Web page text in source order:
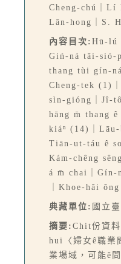
Cheng-chú｜
Lân-hong｜S.
內容目次: Hū-lú
Giń-ná tāi-sió-
thang tùi gín-
Cheng-tek (1)
sìn-gióng｜Jî-
hāng m̄ thang ê
kiáⁿ (14)｜Lāu-
Tiān-ut-táu ê
Kám-chêng
á m̄ chai｜Gín-
｜Khoe-hâi ông
典藏單位: 國立
摘要: Chit份資
hui〈婦女ê職業
業場域，可能ê